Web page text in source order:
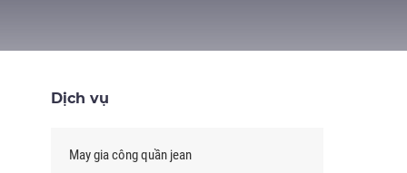
Dịch vụ
May gia công quần jean